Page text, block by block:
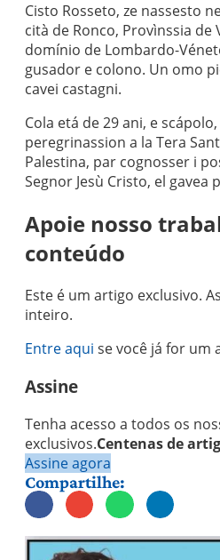
Cisto Rosseto, ze nassesto
cità de Ronco, Provìnssia de
domínio de Lombardo-
gusador e colono. Un omo
cavei castagni.
Cola etá de 29 ani, e
peregrinassion a la Tera
Palestina, par cognosser i
Segnor Jesù Cristo, el gavea
Apoie nosso
conteúdo
Este é um artigo exclusivo.
inteiro.
Entre aqui se você já for um
Assine
Tenha acesso a todos os
exclusivos.Centenas de
Assine agora
Compartilhe: